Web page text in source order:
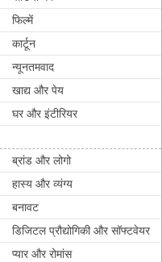
फिल्में
कार्टून
न्यूनतमवाद
खाद्य और पेय
घर और इंटीरियर
ब्रांड और लोगो
हास्य और व्यंग्य
बनावट
डिजिटल प्रौद्योगिकी और सॉफ्टवेयर
प्यार और रोमांस